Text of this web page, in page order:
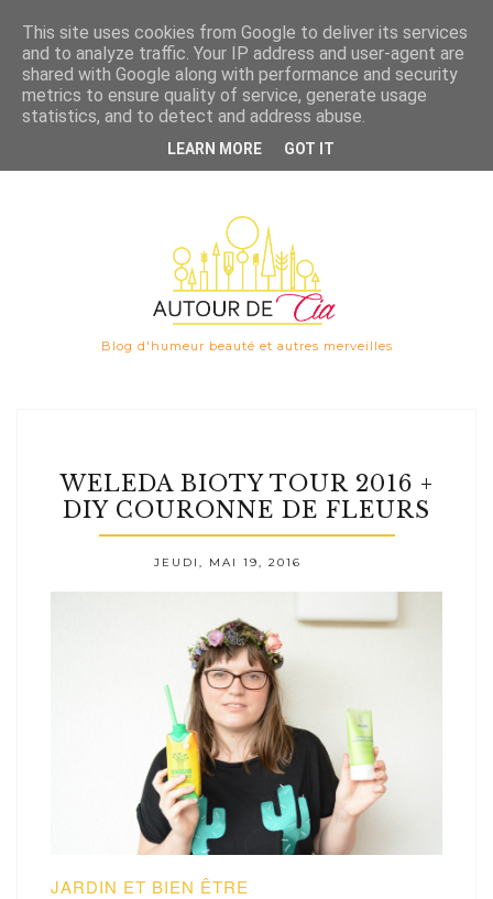

Blog d'humeur beauté et autres merveilles
WELEDA BIOTY TOUR 2016 +
DIY COURONNE DE FLEURS
JEUDI, MAI 19, 2016
JARDIN ET BIEN ÊTRE
This site uses cookies from Google to deliver its services
and to analyze traffic. Your IP address and user-agent are
shared with Google along with performance and security
metrics to ensure quality of service, generate usage
statistics, and to detect and address abuse.
LEARN MORE GOT IT